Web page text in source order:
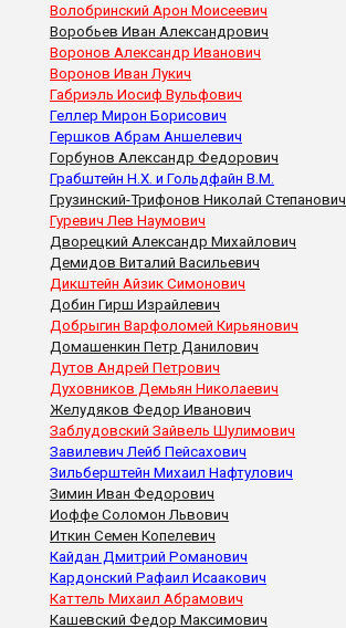
Волобринский Арон Моисеевич
Воробьев Иван Александрович
Воронов Александр Иванович
Воронов Иван Лукич
Габриэль Иосиф Вульфович
Геллер Мирон Борисович
Гершков Абрам Аншелевич
Горбунов Александр Федорович
Грабштейн Н.Х. и Гольдфайн В.М.
Грузинский-Трифонов Николай Степанович
Гуревич Лев Наумович
Дворецкий Александр Михайлович
Демидов Виталий Васильевич
Дикштейн Айзик Симонович
Добин Гирш Израйлевич
Добрыгин Варфоломей Кирьянович
Домашенкин Петр Данилович
Дутов Андрей Петрович
Духовников Демьян Николаевич
Желудяков Федор Иванович
Заблудовский Зайвель Шулимович
Завилевич Лейб Пейсахович
Зильберштейн Михаил Нафтулович
Зимин Иван Федорович
Иоффе Соломон Львович
Иткин Семен Копелевич
Кайдан Дмитрий Романович
Кардонский Рафаил Исаакович
Каттель Михаил Абрамович
Кашевский Федор Максимович